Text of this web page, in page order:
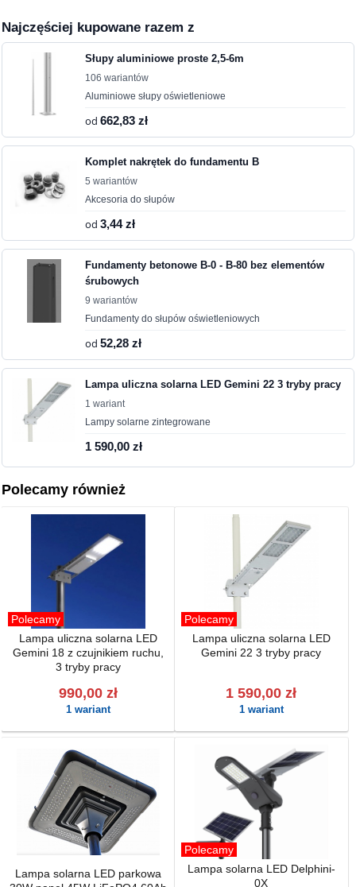
Najczęściej kupowane razem z
Słupy aluminiowe proste 2,5-6m
106 wariantów
Aluminiowe słupy oświetleniowe
od662,83 zł
Komplet nakrętek do fundamentu B
5 wariantów
Akcesoria do słupów
od3,44 zł
Fundamenty betonowe B-0 - B-80 bez elementów
śrubowych
9 wariantów
Fundamenty do słupów oświetleniowych
od52,28 zł
Lampa uliczna solarna LED Gemini 22 3 tryby pracy
1 wariant
Lampy solarne zintegrowane
1 590,00 zł
Polecamy również
Polecamy
Lampa uliczna solarna LED
Gemini 18 z czujnikiem ruchu,
3 tryby pracy
990,00 zł
1 wariant
Polecamy
Lampa uliczna solarna LED
Gemini 22 3 tryby pracy
1 590,00 zł
1 wariant
Lampa solarna LED parkowa
Polecamy
Lampa solarna LED Delphini-
0X